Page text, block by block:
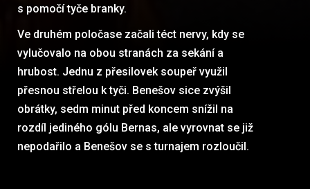
s pomočí tyče branky.
Ve druhém poločase začali téct nervy, kdy se
vylučovalo na obou stranách za sekání a
hrubost. Jednu z přesilovek soupeř využil
přesnou střelou k tyči. Benešov sice zvýšil
obrátky, sedm minut před koncem snížil na
rozdíl jediného gólu Bernas, ale vyrovnat se již
nepodařilo a Benešov se s turnajem rozloučil.